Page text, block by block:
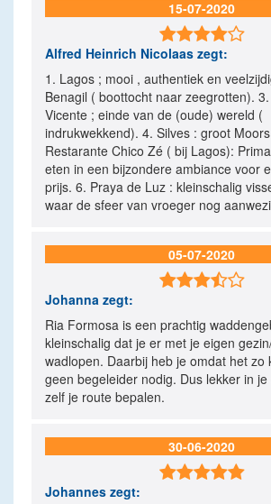
15-07-2020

Alfred Heinrich Nicolaas zegt:
1. Lagos ; mooi , authentiek en
Benagil ( boottocht naar zeegrotten).
Vicente ; einde van de (oude) wereld (
indrukwekkend). 4. Silves : groot
Restarante Chico Zé ( bij Lagos):
eten in een bijzondere ambiance voor
prijs. 6. Praya de Luz : kleinschalig
waar de sfeer van vroeger nog
05-07-2020

Johanna zegt:
Ria Formosa is een prachtig
kleinschalig dat je er met je eigen
wadlopen. Daarbij heb je omdat het zo
geen begeleider nodig. Dus lekker in
zelf je route bepalen.
30-06-2020

Johannes zegt: